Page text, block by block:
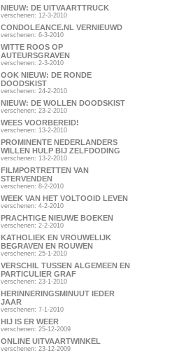
NIEUW: DE UITVAARTTRUCK
verschenen: 12-3-2010
CONDOLEANCE.NL VERNIEUWD
verschenen: 6-3-2010
WITTE ROOS OP
AUTEURSGRAVEN
verschenen: 2-3-2010
OOK NIEUW: DE RONDE
DOODSKIST
verschenen: 24-2-2010
NIEUW: DE WOLLEN DOODSKIST
verschenen: 23-2-2010
WEES VOORBEREID!
verschenen: 13-2-2010
PROMINENTE NEDERLANDERS
WILLEN HULP BIJ ZELFDODING
verschenen: 13-2-2010
FILMPORTRETTEN VAN
STERVENDEN
verschenen: 8-2-2010
WEEK VAN HET VOLTOOID LEVEN
verschenen: 4-2-2010
PRACHTIGE NIEUWE BOEKEN
verschenen: 2-2-2010
KATHOLIEK EN VROUWELIJK
BEGRAVEN EN ROUWEN
verschenen: 25-1-2010
VERSCHIL TUSSEN ALGEMEEN EN
PARTICULIER GRAF
verschenen: 23-1-2010
HERINNERINGSMINUUT IEDER
JAAR
verschenen: 7-1-2010
HIJ IS ER WEER
verschenen: 25-12-2009
ONLINE UITVAARTWINKEL
verschenen: 23-12-2009